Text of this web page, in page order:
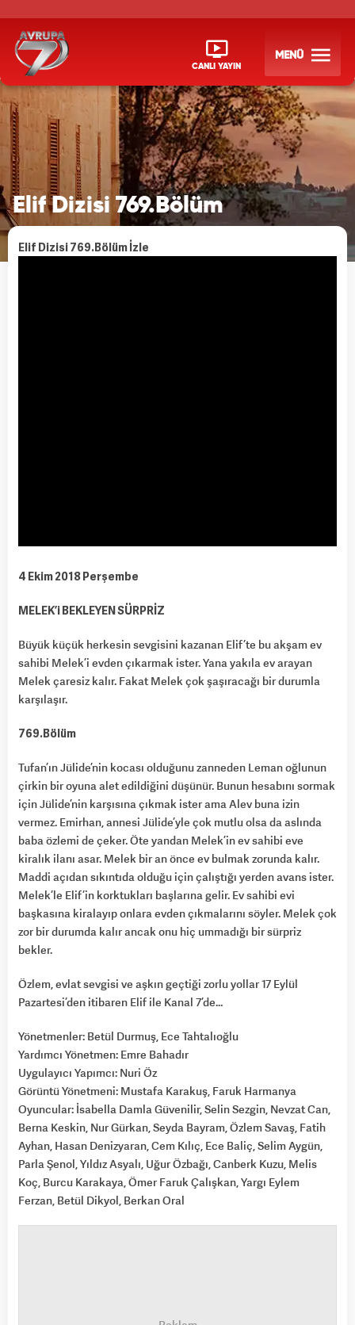
CANLI YAYIN
MENÜ
Elif Dizisi 769.Bölüm
Elif Dizisi 769.Bölüm İzle
4 Ekim 2018 Perşembe
MELEK’i BEKLEYEN SÜRPRİZ
Büyük küçük herkesin sevgisini kazanan Elif’te bu akşam ev
sahibi Melek’i evden çıkarmak ister. Yana yakıla ev arayan
Melek çaresiz kalır. Fakat Melek çok şaşıracağı bir durumla
karşılaşır.
769.Bölüm
Tufan’ın Jülide’nin kocası olduğunu zanneden Leman oğlunun
çirkin bir oyuna alet edildiğini düşünür. Bunun hesabını sormak
için Jülide’nin karşısına çıkmak ister ama Alev buna izin
vermez. Emirhan, annesi Jülide’yle çok mutlu olsa da aslında
baba özlemi de çeker. Öte yandan Melek’in ev sahibi eve
kiralık ilanı asar. Melek bir an önce ev bulmak zorunda kalır.
Maddi açıdan sıkıntıda olduğu için çalıştığı yerden avans ister.
Melek’le Elif’in korktukları başlarına gelir. Ev sahibi evi
başkasına kiralayıp onlara evden çıkmalarını söyler. Melek çok
zor bir durumda kalır ancak onu hiç ummadığı bir sürpriz
bekler.
Özlem, evlat sevgisi ve aşkın geçtiği zorlu yollar 17 Eylül
Pazartesi’den itibaren Elif ile Kanal 7’de…
Yönetmenler: Betül Durmuş, Ece Tahtalıoğlu
Yardımcı Yönetmen: Emre Bahadır
Uygulayıcı Yapımcı: Nuri Öz
Görüntü Yönetmeni: Mustafa Karakuş, Faruk Harmanya
Oyuncular: İsabella Damla Güvenilir, Selin Sezgin, Nevzat Can,
Berna Keskin, Nur Gürkan, Seyda Bayram, Özlem Savaş, Fatih
Ayhan, Hasan Denizyaran, Cem Kılıç, Ece Baliç, Selim Aygün,
Parla Şenol, Yıldız Asyalı, Uğur Özbağı, Canberk Kuzu, Melis
Koç, Burcu Karakaya, Ömer Faruk Çalışkan, Yargı Eylem
Ferzan, Betül Dikyol, Berkan Oral